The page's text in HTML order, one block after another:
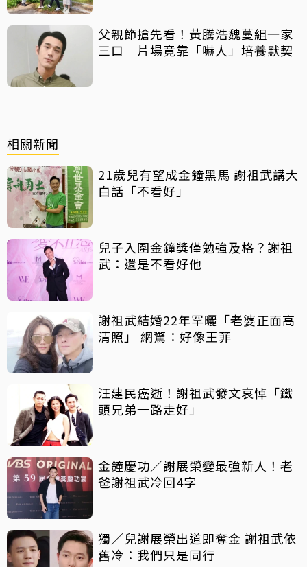
父親節搶先看！黃騰浩魏蔓組一家
三口 片場竟靠「嚇人」培養默契
相關新聞
21歲兒有望成金鐘黑馬 謝祖武講大
白話「不看好」
兒子入圍金鐘獎僅勉強及格？謝祖
武：還是不看好他
謝祖武結婚22年罕曬「老婆正面高
清照」 網驚：好像王菲
汪建民癌逝！謝祖武發文哀悼「鐵
頭兄弟一路走好」
金鐘慶功／謝展榮變最強新人！老
爸謝祖武冷回4字
獨／兒謝展榮出道即奪金 謝祖武依
舊冷：我們只是同行